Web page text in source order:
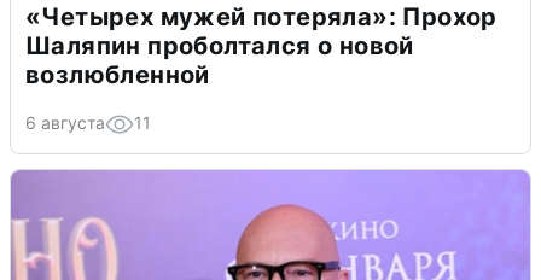
«Четырех мужей потеряла»: Прохор
Шаляпин проболтался о новой
возлюбленной
6 августа 11